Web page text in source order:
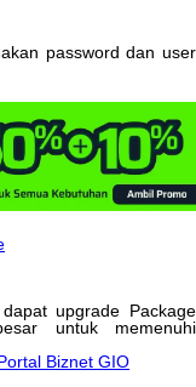
password dan user
dapat upgrade Package
untuk
memenuhi
Biznet GIO